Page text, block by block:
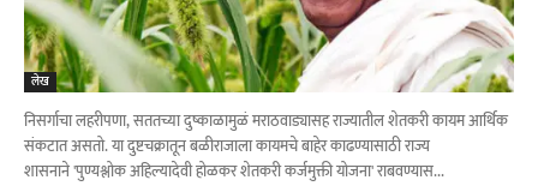
लेख
निसर्गाचा लहरीपणा, सततच्या दुष्काळामुळं मराठवाड्यासह राज्यातील शेतकरी कायम आर्थिक
संकटात असतो. या दुष्टचक्रातून बळीराजाला कायमचे बाहेर काढण्यासाठी राज्य
शासनाने 'पुण्यश्लोक अहिल्यादेवी होळकर शेतकरी कर्जमुक्ती योजना' राबवण्यास...